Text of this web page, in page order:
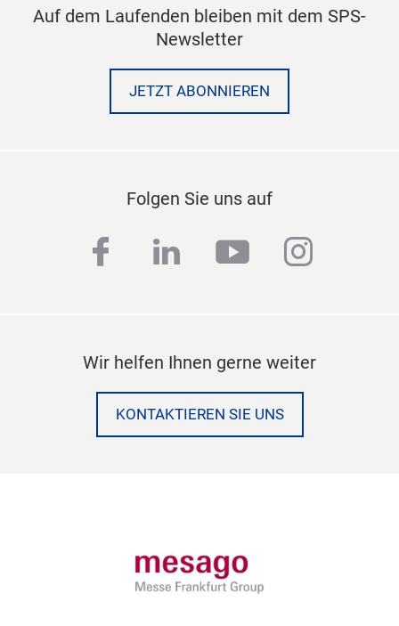
Auf dem Laufenden bleiben mit dem SPS-
Newsletter
JETZT ABONNIEREN
Folgen Sie uns auf
facebook
linkedinyoutube
Wir helfen Ihnen gerne weiter
KONTAKTIEREN SIE UNS